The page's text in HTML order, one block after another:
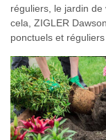
réguliers, le jardin
cela, ZIGLER
ponctuels et